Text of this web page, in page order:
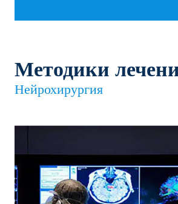
Методики
Нейрохирургия